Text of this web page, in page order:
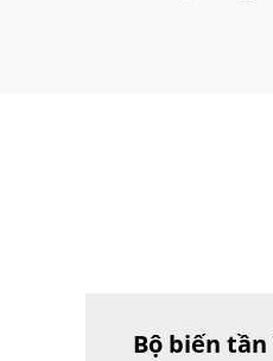
Bộ biến